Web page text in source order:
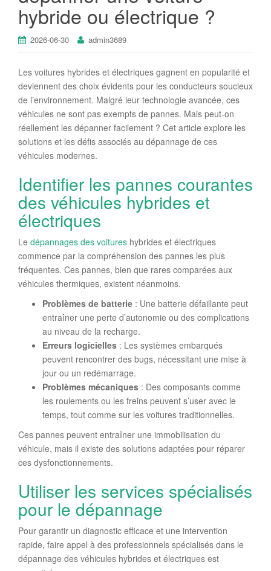
hybride ou électrique ?
2026-06-30 admin3689
Les voitures hybrides et électriques gagnent en popularité et
deviennent des choix évidents pour les conducteurs soucieux
de l’environnement. Malgré leur technologie avancée, ces
véhicules ne sont pas exempts de pannes. Mais peut-on
réellement les dépanner facilement ? Cet article explore les
solutions et les défis associés au dépannage de ces
véhicules modernes.
Identifier les pannes courantes
des véhicules hybrides et
électriques
Le dépannages des voitures hybrides et électriques
commence par la compréhension des pannes les plus
fréquentes. Ces pannes, bien que rares comparées aux
véhicules thermiques, existent néanmoins.
Problèmes de batterie : Une batterie défaillante peut
entraîner une perte d’autonomie ou des complications
au niveau de la recharge.
Erreurs logicielles : Les systèmes embarqués
peuvent rencontrer des bugs, nécessitant une mise à
jour ou un redémarrage.
Problèmes mécaniques : Des composants comme
les roulements ou les freins peuvent s’user avec le
temps, tout comme sur les voitures traditionnelles.
Ces pannes peuvent entraîner une immobilisation du
véhicule, mais il existe des solutions adaptées pour réparer
ces dysfonctionnements.
Utiliser les services spécialisés
pour le dépannage
Pour garantir un diagnostic efficace et une intervention
rapide, faire appel à des professionnels spécialisés dans le
dépannage des véhicules hybrides et électriques est